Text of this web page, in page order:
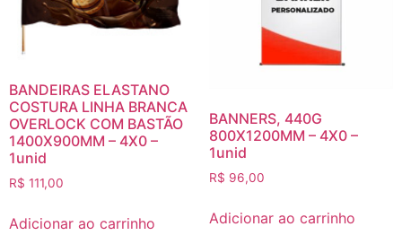
BANDEIRAS ELASTANO
COSTURA LINHA BRANCA
OVERLOCK COM BASTÃO
1400X900MM – 4X0 –
1unid
R$ 111,00
Adicionar ao carrinho
BANNERS, 440G
800X1200MM – 4X0 –
1unid
R$ 96,00
Adicionar ao carrinho